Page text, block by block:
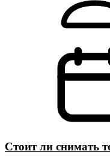
Стоит ли снимать